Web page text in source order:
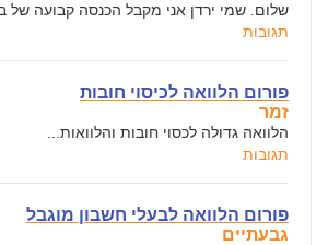
שלום. שמי ירדן אני מקבל הכנסה קבועה של
תגובות
פורום הלוואה לכיסוי חובות
זמר
הלוואה גדולה לכסוי חובות והלוואות...
תגובות
פורום הלוואה לבעלי חשבון מוגבל
גבעתיים